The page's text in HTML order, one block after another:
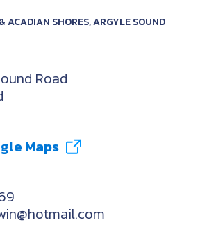
ACADIAN SHORES, ARGYLE SOUND
Road
Maps